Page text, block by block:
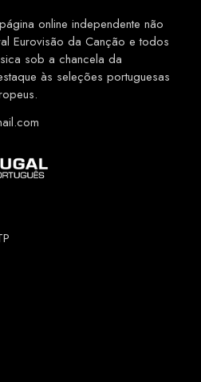
online independente não
Eurovisão da Canção e todos
sob a chancela da
às seleções portuguesas